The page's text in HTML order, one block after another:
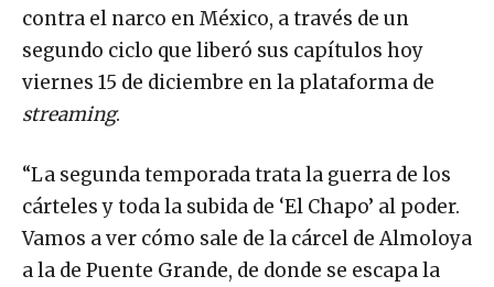
contra el narco en México, a través de un
segundo ciclo que liberó sus capítulos hoy
viernes 15 de diciembre en la plataforma de
streaming.
“La segunda temporada trata la guerra de los
cárteles y toda la subida de ‘El Chapo’ al poder.
Vamos a ver cómo sale de la cárcel de Almoloya
a la de Puente Grande, de donde se escapa la